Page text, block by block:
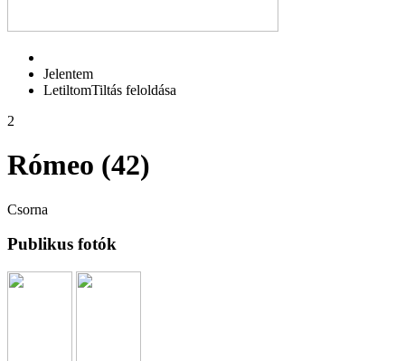
Jelentem
LetiltomTiltás feloldása
2
Rómeo (42)
Csorna
Publikus fotók